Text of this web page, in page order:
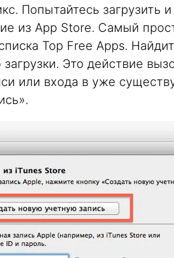
Попытайтесь загрузить и
из App Store. Самый
Top Free Apps.
загрузки. Это действие
или входа в уже